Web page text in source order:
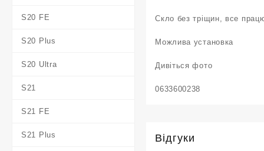
S20 FE
S20 Plus
S20 Ultra
S21
S21 FE
S21 Plus
Скло без тріщин, все
Можлива установка
Дивіться фото
0633600238
Відгуки